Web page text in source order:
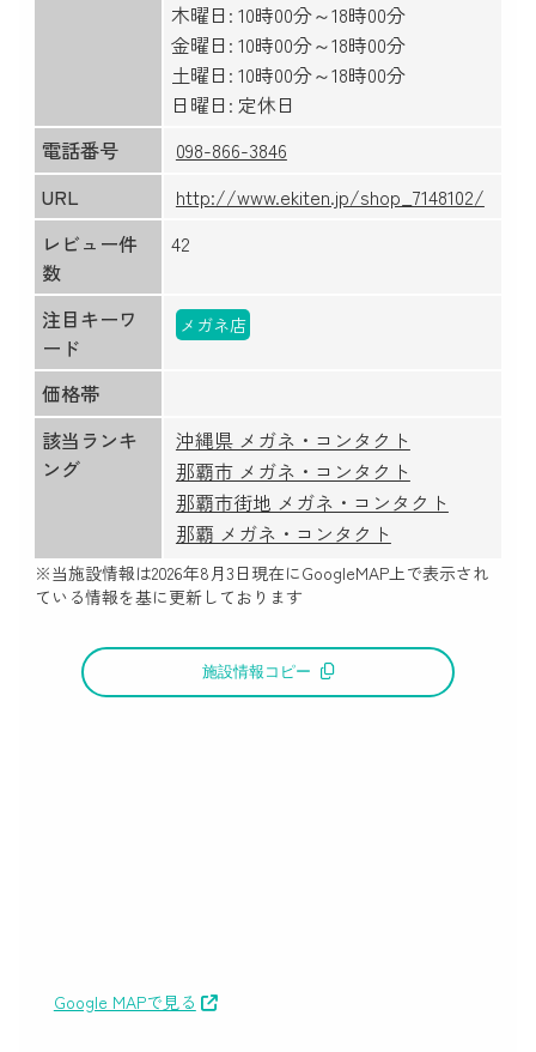
木曜日: 10時00分～18時00分
金曜日: 10時00分～18時00分
土曜日: 10時00分～18時00分
日曜日: 定休日
電話番号
098-866-3846
URL
http://www.ekiten.jp/shop_7148102/
レビュー件
数
42
注目キーワ
ード
メガネ店
価格帯
該当ランキ
ング
沖縄県 メガネ・コンタクト
那覇市 メガネ・コンタクト
那覇市街地 メガネ・コンタクト
那覇 メガネ・コンタクト
※当施設情報は2026年8月3日現在にGoogleMAP上で表示され
ている情報を基に更新しております
施設情報コピー
Google MAPで見る